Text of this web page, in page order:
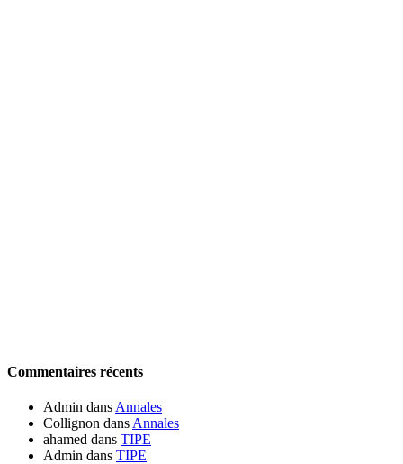
Commentaires récents
Admin dans Annales
Collignon dans Annales
ahamed dans TIPE
Admin dans TIPE